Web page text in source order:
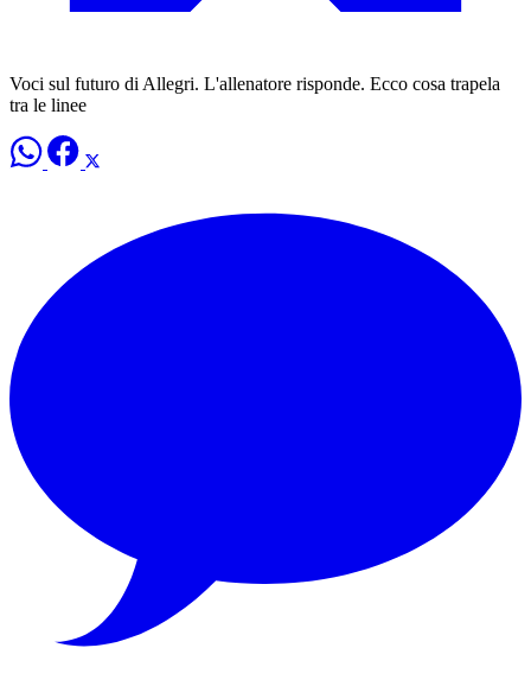
Voci sul futuro di Allegri. L'allenatore risponde. Ecco cosa trapela
tra le linee